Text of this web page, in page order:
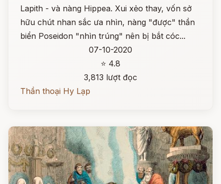
Lapith - và nàng Hippea. Xui xẻo thay, vốn sở
hữu chút nhan sắc ưa nhìn, nàng "được" thần
biển Poseidon "nhìn trúng" nên bị bắt cóc...
07-10-2020
⭐ 4.8
3,813 lượt đọc
Thần thoại Hy Lạp